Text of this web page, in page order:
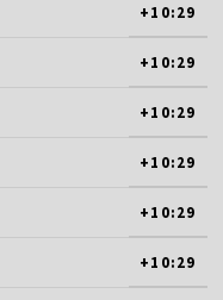
+10:29
+10:29
+10:29
+10:29
+10:29
+10:29